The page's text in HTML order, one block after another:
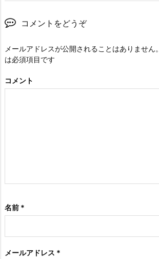
コメントをどうぞ
メールアドレスが公開されることはありません。
は必須項目です
コメント
名前 *
メールアドレス *